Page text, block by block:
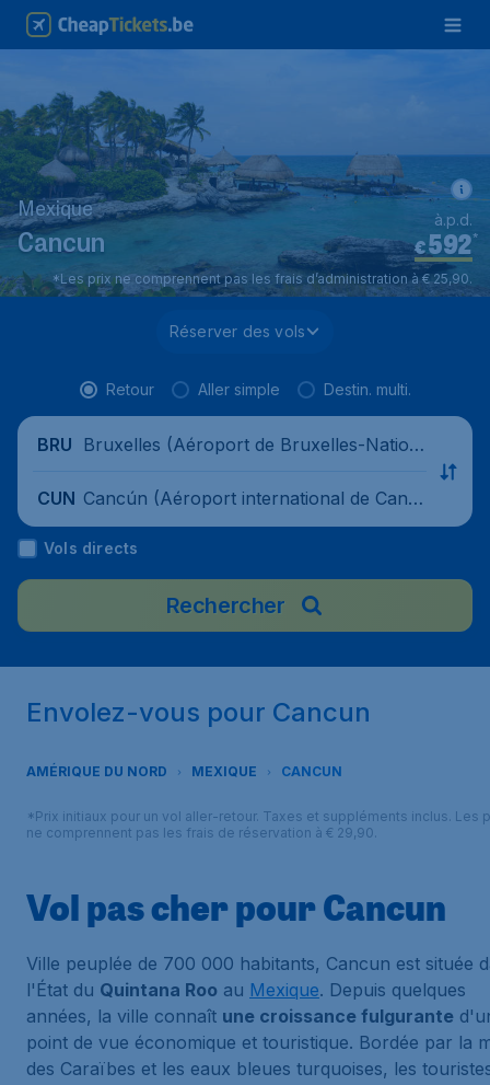
Mexique
Cancun €592*
à.p.d.
*Les prix ne comprennent pas les frais d’administration à € 25,90.
Réserver des vols
Retour Aller simple Destin. multi.
BRU Bruxelles (Aéroport de Bruxelles-Nation
CUN Cancún (Aéroport international de Canc
ún), Mexique
Vols directs
Rechercher
Envolez-vous pour Cancun
AMÉRIQUE DU NORD MEXIQUE CANCUN
*Prix initiaux pour un vol aller-retour. Taxes et suppléments inclus. Les
ne comprennent pas les frais de réservation à € 29,90.
Vol pas cher pour Cancun
Ville peuplée de 700 000 habitants, Cancun est située
l'État du Quintana Roo au Mexique. Depuis quelques
années, la ville connaît une croissance fulgurante
point de vue économique et touristique. Bordée par la
des Caraïbes et les eaux bleues turquoises, les